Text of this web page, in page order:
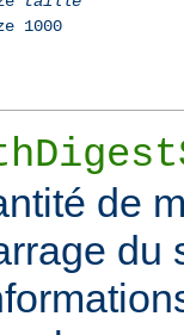
1000
de
du